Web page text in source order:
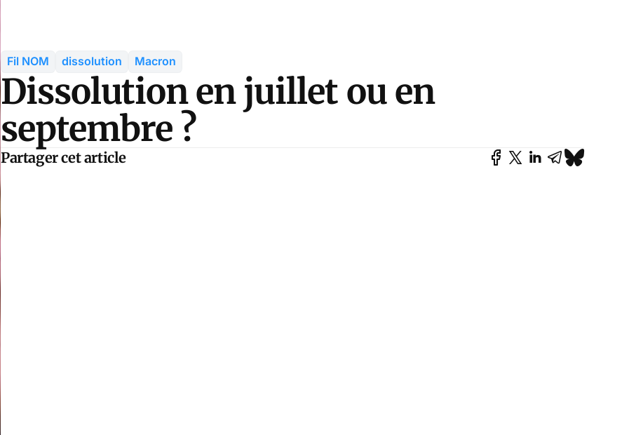
Fil NOM dissolution Macron
Dissolution en juillet ou en
septembre ?
Partager cet article